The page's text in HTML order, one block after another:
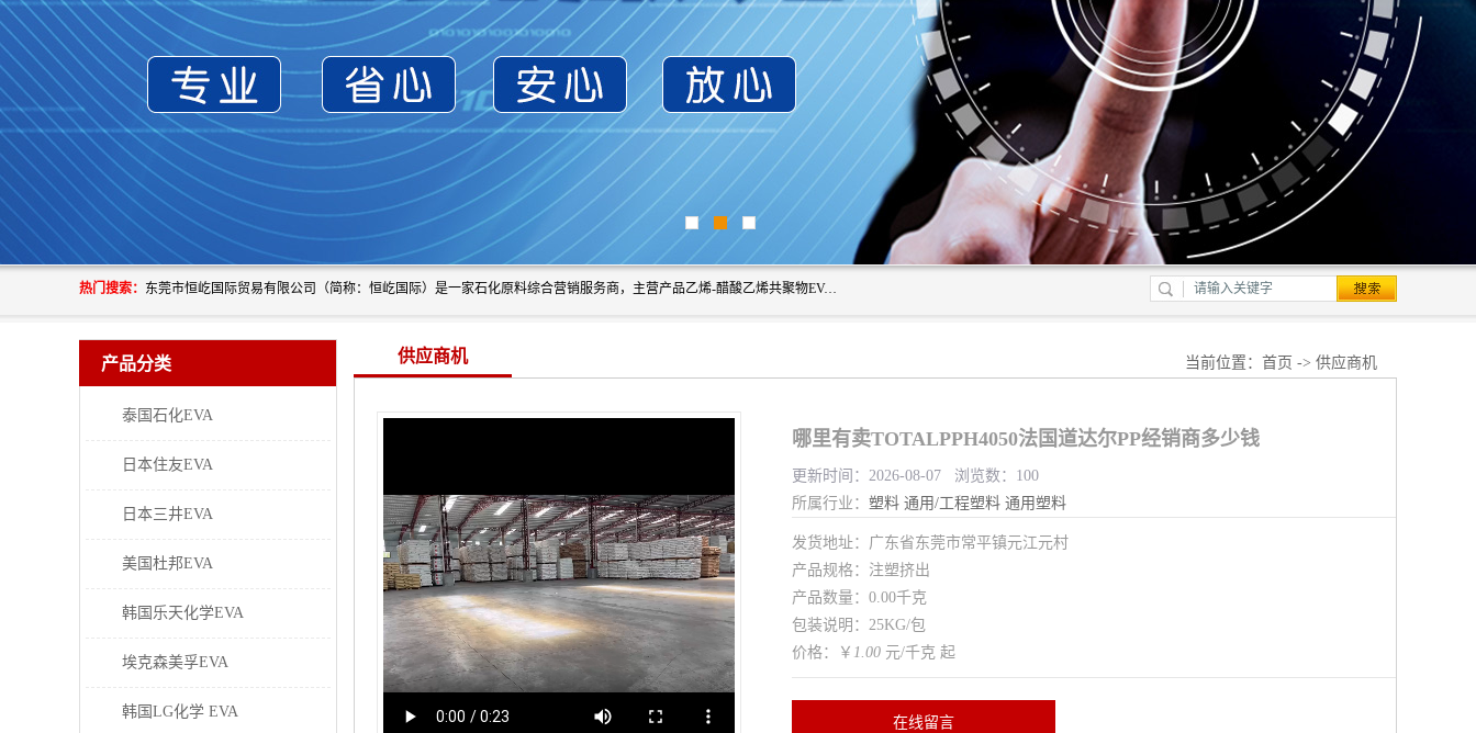
热门搜索： 东莞市恒屹国际贸易有限公司（简称：恒屹国际）是一家石化原料综合营销服务商，主营产品乙烯-醋酸乙烯共聚物EVA、聚酰胺PA（尼龙）、醚酯型热塑弹性体TPEE等，公司秉承以市场为导向的战略思想，致力于大宗石化原料在中国市场的营销服务业务，为客户提供一站式的全面服务。
产品分类
泰国石化EVA
日本住友EVA
日本三井EVA
美国杜邦EVA
韩国乐天化学EVA
埃克森美孚EVA
韩国LG化学 EVA
供应商机 当前位置： 首页 -> 供应商机
哪里有卖TOTALPPH4050法国道达尔PP经销商多少钱
更新时间：2026-08-07 浏览数：100
所属行业： 塑料 通用/工程塑料 通用塑料
发货地址：广东省东莞市常平镇元江元村
产品规格：注塑挤出
产品数量：0.00千克
包装说明：25KG/包
价格：￥ 1.00 元/千克 起
在线留言